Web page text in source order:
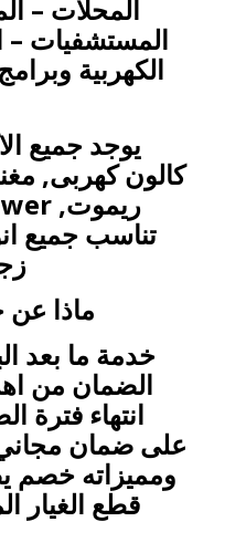
المحلات –
المستشفيات –
الكهربية
يوجد جميع
كالون كهربى,
ريموت,
تناسب جميع
ماذا عن
خدمة ما بعد
الضمان من
انتهاء
على ضمان
قطع الغيار